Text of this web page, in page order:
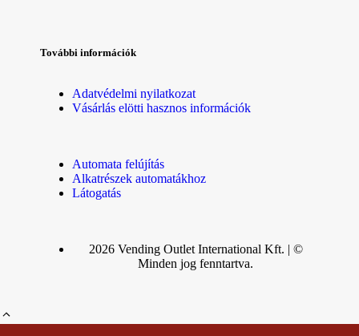
További információk
Adatvédelmi nyilatkozat
Vásárlás elötti hasznos információk
Automata felújítás
Alkatrészek automatákhoz
Látogatás
2026 Vending Outlet International Kft. | ©
Minden jog fenntartva.